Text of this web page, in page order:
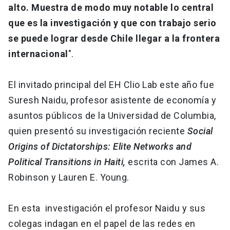
alto. Muestra de modo muy notable lo central
que es la investigación y que con trabajo serio
se puede lograr desde Chile llegar a la frontera
internacional ".
El invitado principal del EH Clio Lab este año fue
Suresh Naidu, profesor asistente de economía y
asuntos públicos de la Universidad de Columbia,
quien presentó su investigación reciente Social
Origins of Dictatorships: Elite Networks and
Political Transitions in Haiti, escrita con James A.
Robinson y Lauren E. Young.
En esta investigación el profesor Naidu y sus
colegas indagan en el papel de las redes en